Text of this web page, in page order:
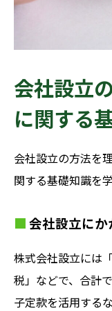
会社設立
に関する
会社設立の方法を
関する基礎知識を
会社設立にか
株式会社設立には
税」などで、合計
子定款を活用する